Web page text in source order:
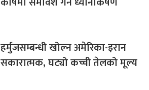
हर्मुजसम्बन्धी खोल्न अमेरिका-इरान
सकारात्मक, घट्यो कच्ची तेलको मूल्य